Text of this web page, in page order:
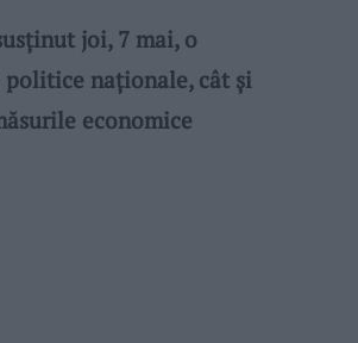
joi, 7 mai, o
politice naționale, cât și
economice